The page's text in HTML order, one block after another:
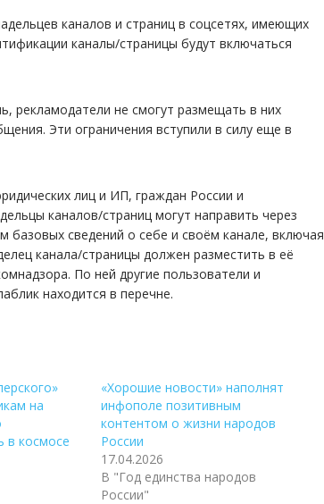
каналов и страниц в соцсетях, имеющих
каналы/страницы будут включаться
рекламодатели не смогут размещать в них
Эти ограничения вступили в силу еще в
лиц и ИП, граждан России и
каналов/страниц могут направить через
сведений о себе и своём канале, включая
канала/страницы должен разместить в её
По ней другие пользователи и
находится в перечне.
на
в космосе
«Хорошие новости» наполнят
инфополе позитивным
контентом о жизни народов
России
17.04.2026
В "Год единства народов
России"